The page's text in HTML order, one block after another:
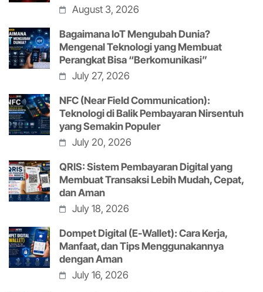
August 3, 2026
Bagaimana IoT Mengubah Dunia?
Mengenal Teknologi yang Membuat
Perangkat Bisa “Berkomunikasi”
July 27, 2026
NFC (Near Field Communication):
Teknologi di Balik Pembayaran Nirsentuh
yang Semakin Populer
July 20, 2026
QRIS: Sistem Pembayaran Digital yang
Membuat Transaksi Lebih Mudah, Cepat,
dan Aman
July 18, 2026
Dompet Digital (E-Wallet): Cara Kerja,
Manfaat, dan Tips Menggunakannya
dengan Aman
July 16, 2026